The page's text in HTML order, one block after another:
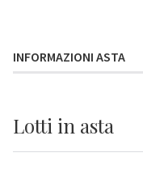
INFORMAZIONI ASTA
Lotti in asta